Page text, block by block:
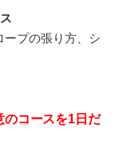
プの張り方、 シ
コースを1日だ